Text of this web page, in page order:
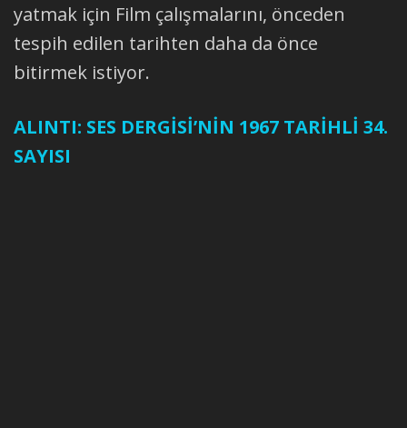
yatmak için Film çalışmalarını, önceden
tespih edilen tarihten daha da önce
bitirmek istiyor.
ALINTI: SES DERGİSİ’NİN 1967 TARİHLİ 34.
SAYISI